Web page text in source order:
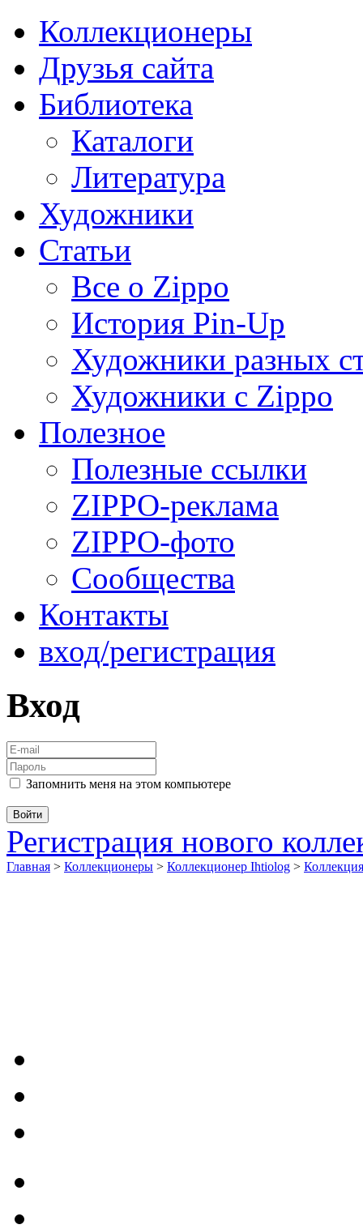
Коллекционеры
Друзья сайта
Библиотека
Каталоги
Литература
Художники
Статьи
Все о Zippo
История Pin-Up
Художники разных
Художники с Zippo
Полезное
Полезные ссылки
ZIPPO-реклама
ZIPPO-фото
Сообщества
Контакты
вход/регистрация
Вход
Запомнить меня на этом компьютере
Регистрация нового
Главная > Коллекционеры > Коллекционер Ihtiolog >